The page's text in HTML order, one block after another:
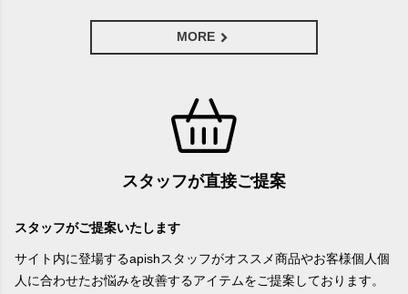
MORE
スタッフが直接ご提案
スタッフがご提案いたします
サイト内に登場するapishスタッフがオススメ商品やお客様個人個
人に合わせたお悩みを改善するアイテムをご提案しております。